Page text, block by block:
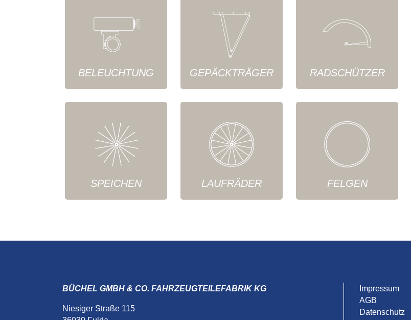
BELEUCHTUNG GEPÄCKTRÄGER RADSCHÜTZER
SPEICHEN LAUFRÄDER FELGEN
BÜCHEL GMBH & CO. FAHRZEUGTEILEFABRIK KG
Niesiger Straße 115
Impressum
AGB
Datenschutz